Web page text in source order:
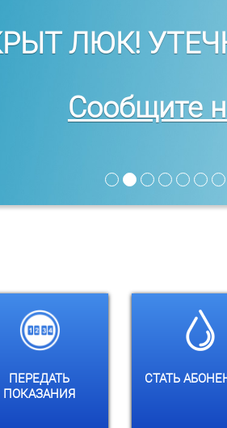
ЛЮК!
Сообщите
ПЕРЕДАТЬ
ПОКАЗАНИЯ
Выберите
филиал:
СТАТЬ
Здесь вы
узнаете